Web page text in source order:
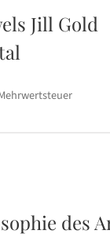
Jill Gold
des